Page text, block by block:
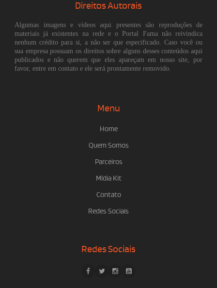
Direitos Autorais
Algumas imagens e vídeos aqui presentes são reproduções de
materiais já existentes na rede e o Portal Fama não reivindica
nenhum crédito para si, a não ser que especificado. Caso você ou
sua empresa possuam os direitos sobre alguns desses conteúdos aqui
publicados e não querem que eles apareçam em nosso site, por
favor, entre em contato e ele será prontamente removido.
Menu
Home
Quem Somos
Parceiros
Mídia Kit
Contato
Redes Sociais
Redes Sociais